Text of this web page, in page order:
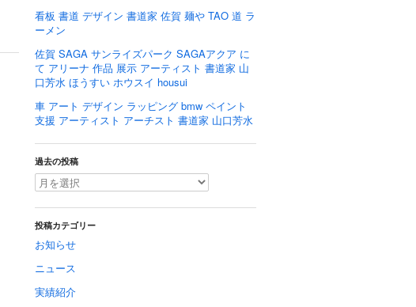
看板 書道 デザイン 書道家 佐賀 麺や TAO 道 ラ
ーメン
佐賀 SAGA サンライズパーク SAGAアクア に
て アリーナ 作品 展示 アーティスト 書道家 山
口芳水 ほうすい ホウスイ housui
車 アート デザイン ラッピング bmw ペイント
支援 アーティスト アーチスト 書道家 山口芳水
過去の投稿
投稿カテゴリー
お知らせ
ニュース
実績紹介